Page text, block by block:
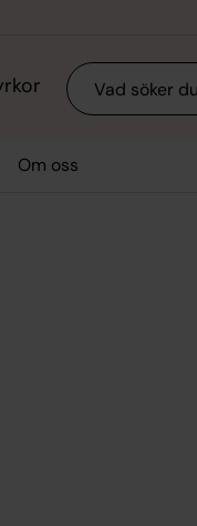
Sök
Om oss